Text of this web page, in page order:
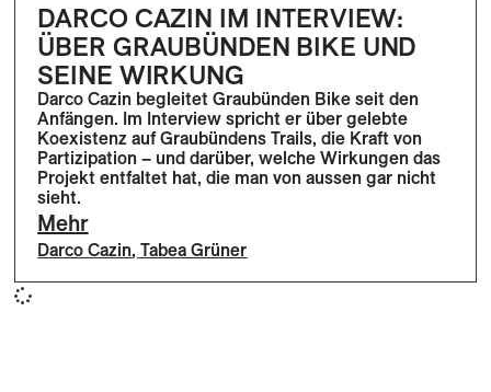
DARCO CAZIN IM INTERVIEW:
ÜBER GRAUBÜNDEN BIKE UND
SEINE WIRKUNG
Darco Cazin begleitet Graubünden Bike seit den
Anfängen. Im Interview spricht er über gelebte
Koexistenz auf Graubündens Trails, die Kraft von
Partizipation – und darüber, welche Wirkungen das
Projekt entfaltet hat, die man von aussen gar nicht
sieht.
Mehr
Darco Cazin,Tabea Grüner